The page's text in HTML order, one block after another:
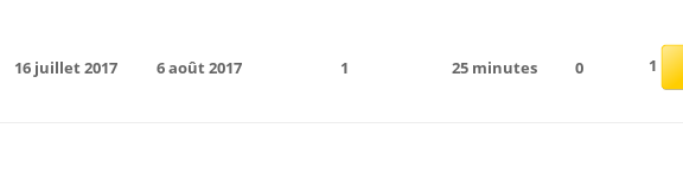
16 juillet 2017 6 août 2017 1 25 minutes 0 1